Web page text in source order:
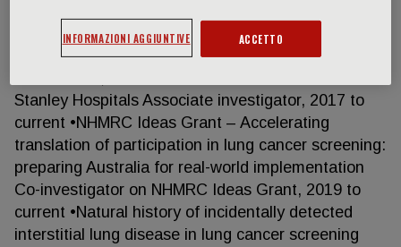
Lung Disease Registry, St. John of God Subiaco
Hospital Site PI, 2023 to current •International Lung
Stanley Hospitals Associate investigator, 2017 to
current •NHMRC Ideas Grant – Accelerating
translation of participation in lung cancer screening:
preparing Australia for real-world implementation
Co-investigator on NHMRC Ideas Grant, 2019 to
current •Natural history of incidentally detected
interstitial lung disease in lung cancer screening
INFORMAZIONI AGGIUNTIVE ACCETTO